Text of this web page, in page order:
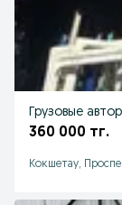
Грузовые
360 000 тг.
Кокшетау,